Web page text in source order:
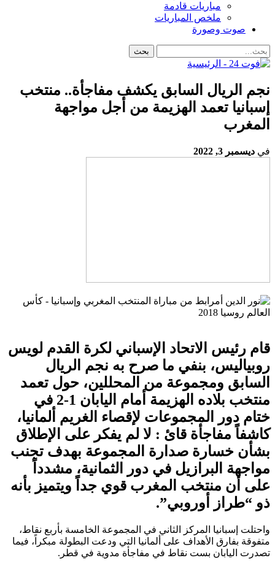
مباريات قادمة
ملخص المباريات
صوت وصورة
نجم الريال السابق يكشف مفاجأة.. منتخب
إسبانيا تعمد الهزيمة من أجل مواجهة
المغرب
في ديسمبر 3, 2022
قام رئيس الاتحاد الإسباني لكرة القدم لويس
روبياليس، بنفي ما صرح به نجم الريال
السابق ومجموعة من المحللين، حول تعمد
منتخب بلاده الهزيمة أمام اليابان 1-2 في
ختام دور المجموعات لإقصاء الغريم ألمانيا،
كاشفاً مفاجأة قائ : لا لم يفكر على الإطلاق
بشأن خسارة صدارة المجموعة بهدف تجنب
مواجهة البرازيل في دور الثمانية، مشدداً
على أن منتخب المغرب قوي جداً ويتميز بأنه
ذو “طراز أوروبي”.
واحتلت إسبانيا المركز الثاني في المجموعة الخامسة بأربع نقاط،
متفوقة بفارق الأهداف على ألمانيا التي ودعت البطولة مبكراً، فيما
تصدرت اليابان بست نقاط في مفاجأة مدوية في قطر.